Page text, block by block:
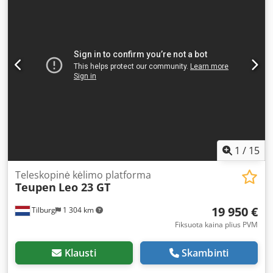
1 / 15
Tilburg 1 304 km
Teleskopinė kėlimo platforma
Teupen Leo 23 GT
19 950 €
Fiksuota kaina plius PVM
Klausti Skambinti